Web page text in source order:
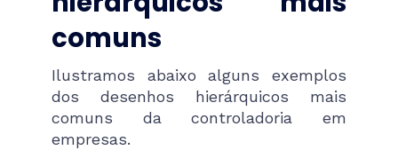
comuns
Ilustramos abaixo alguns exemplos
dos desenhos hierárquicos mais
comuns da controladoria em
empresas.